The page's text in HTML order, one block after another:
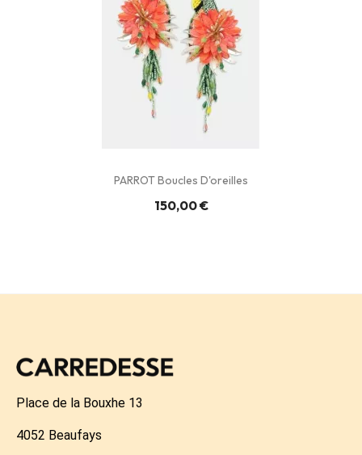
PARROT Boucles D'oreilles
150,00 €
Place de la Bouxhe 13
4052 Beaufays